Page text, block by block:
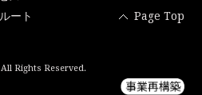
ート Page Top
Rights Reserved.